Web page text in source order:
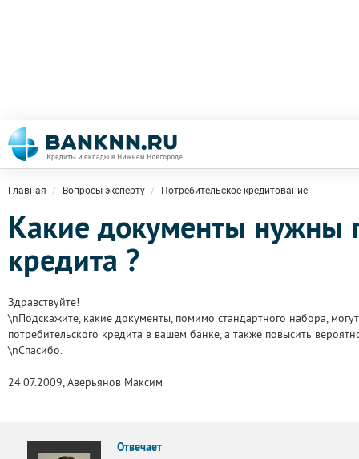
Главная Вопросы эксперту Потребительское кредитование
Какие документы нужны
кредита ?
Здравствуйте!
\nПодскажите, какие документы, помимо стандартного набора,
потребительского кредита в вашем банке, а также повысить
\nСпасибо.
24.07.2009, Аверьянов Максим
Отвечает